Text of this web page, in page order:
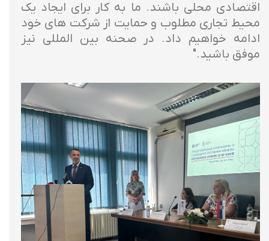
اقتصادی محلی باشند. ما به کار برای ایجاد یک
محیط تجاری مطلوب و حمایت از شرکت های خود
ادامه خواهیم داد. در صحنه بین المللی نیز
موفق باشید."